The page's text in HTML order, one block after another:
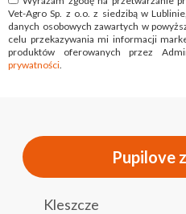
Vet-Agro Sp. z o.o. z siedzibą w
danych osobowych zawartych w
celu przekazywania mi informacji
produktów oferowanych przez
prywatności
Pupilove
Kleszcze